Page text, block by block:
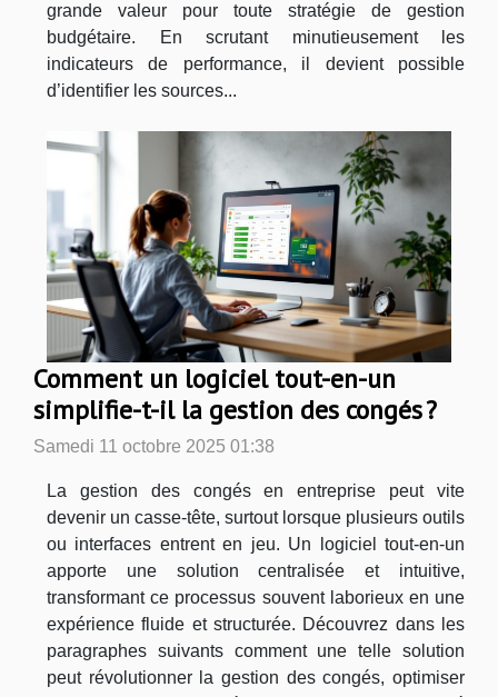
grande valeur pour toute stratégie de gestion
budgétaire. En scrutant minutieusement les
indicateurs de performance, il devient possible
d’identifier les sources...
Comment un logiciel tout-en-un
simplifie-t-il la gestion des congés ?
Samedi 11 octobre 2025 01:38
La gestion des congés en entreprise peut vite
devenir un casse-tête, surtout lorsque plusieurs outils
ou interfaces entrent en jeu. Un logiciel tout-en-un
apporte une solution centralisée et intuitive,
transformant ce processus souvent laborieux en une
expérience fluide et structurée. Découvrez dans les
paragraphes suivants comment une telle solution
peut révolutionner la gestion des congés, optimiser